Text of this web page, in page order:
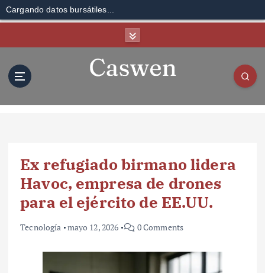
Cargando datos bursátiles...
Ex refugiado birmano lidera
Havoc, empresa de drones
para el ejército de EE.UU.
Tecnología mayo 12, 2026 0 Comments